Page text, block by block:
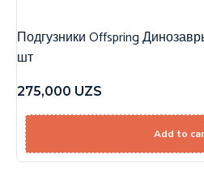
Подгузники Offspring
шт
275,000 UZS
Add to